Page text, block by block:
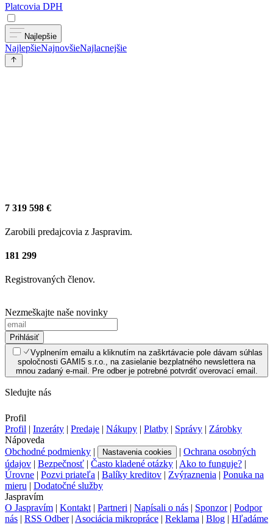
Platcovia DPH
Najlepšie
NajlepšieNajnovšieNajlacnejšie
7 319 598 €
Zarobili predajcovia z Jaspravim.
181 299
Registrovaných členov.
Nezmeškajte naše novinky
Prihlásiť
Vyplnením emailu a kliknutím na zaškrtávacie pole dávam súhlas
spoločnosti GAMI5 s.r.o., na zasielanie bezplatného newslettera na
mnou zadaný e-mail. Pre odber je potrebné potvrdiť overovací email.
Sledujte nás
Profil
Profil | Inzeráty | Predaje | Nákupy | Platby | Správy | Zárobky
Nápoveda
Obchodné podmienky | Nastavenia cookies | Ochrana osobných
údajov | Bezpečnosť | Často kladené otázky | Ako to funguje? |
Úrovne | Pozvi priateľa | Balíky kreditov | Zvýraznenia | Ponuka na
mieru | Dodatočné služby
Jaspravím
O Jaspravím | Kontakt | Partneri | Napísali o nás | Sponzor| Podpor
nás | RSS Odber| Asociácia mikropráce | Reklama | Blog | Hľadáme